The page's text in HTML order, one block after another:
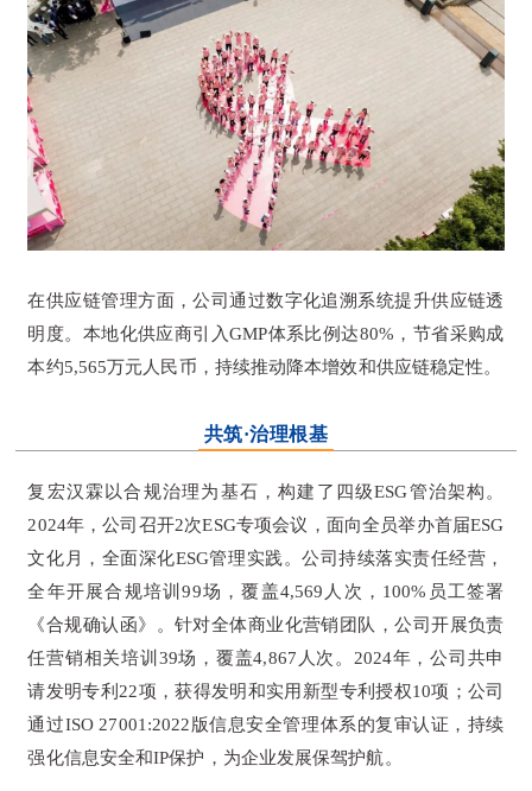
在供应链管理方面，公司通过数字化追溯系统提升供应链透
明度。本地化供应商引入GMP体系比例达80%，节省采购成
本约5,565万元人民币，持续推动降本增效和供应链稳定性。
共筑·治理根基
复宏汉霖以合规治理为基石，构建了四级ESG管治架构。
2024年，公司召开2次ESG专项会议，面向全员举办首届ESG
文化月，全面深化ESG管理实践。公司持续落实责任经营，
全年开展合规培训99场，覆盖4,569人次，100%员工签署
《合规确认函》。针对全体商业化营销团队，公司开展负责
任营销相关培训39场，覆盖4,867人次。2024年，公司共申
请发明专利22项，获得发明和实用新型专利授权10项；公司
通过ISO 27001:2022版信息安全管理体系的复审认证，持续
强化信息安全和IP保护，为企业发展保驾护航。